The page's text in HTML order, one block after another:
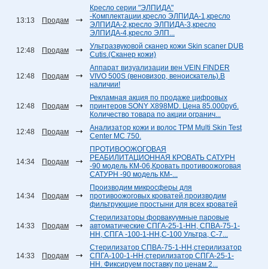
13:13 Продам
Кресло серии "ЭЛПИДА"
-Комплектации,кресло ЭЛПИДА-1,кресло
ЭЛПИДА-2,кресло ЭЛПИДА-3,кресло
ЭЛПИДА-4,кресло ЭЛП...
12:48 Продам
Ультразвуковой сканер кожи Skin scaner DUB
Cutis.(Сканер кожи)
12:48 Продам
Аппарат визуализации вен VEIN FINDER
VIVO 500S (веновизор, веноискатель).В
наличии!
12:48 Продам
Рекламная акция по продаже цифровых
принтеров SONY Х898MD. Цена 85.000руб.
Количество товара по акции огранич...
12:48 Продам
Анализатор кожи и волос TPM Multi Skin Test
Center MC 750.
14:34 Продам
ПРОТИВООЖОГОВАЯ
РЕАБИЛИТАЦИОННАЯ КРОВАТЬ САТУРН
-90 модель КМ-06,Кровать противоожоговая
САТУРН -90 модель КМ-...
14:34 Продам
Производим микросферы для
противоожоговых кроватей,производим
фильтрующие простыни для всех кроватей
14:33 Продам
Стерилизаторы форвакуумные паровые
автоматические СПГА-25-1-НН, СПВА-75-1-
НН, СПГА -100-1-НН,С-100 Ультра, С-7...
14:33 Продам
Стерилизатор СПВА-75-1-НН,стерилизатор
СПГА-100-1-НН,стерилизатор СПГА-25-1-
НН. Фиксируем поставку по ценам 2...